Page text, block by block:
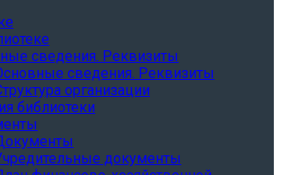
сведения. Реквизиты
сведения. Реквизиты
организации
библиотеки
документы